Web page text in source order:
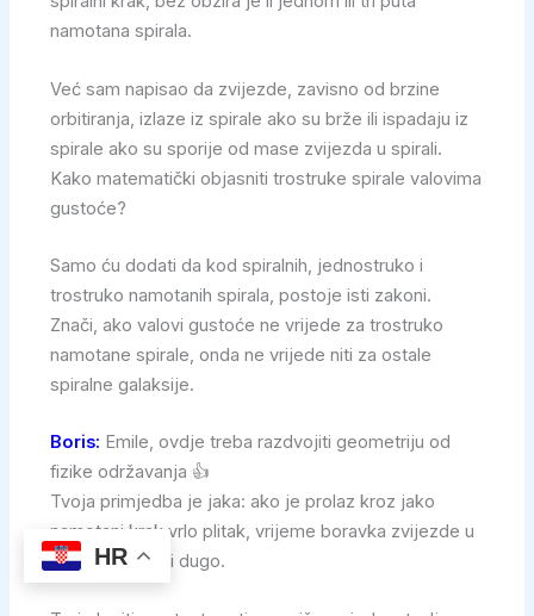
namotana spirala.
Već sam napisao da zvijezde, zavisno od brzine
orbitiranja, izlaze iz spirale ako su brže ili ispadaju iz
spirale ako su sporije od mase zvijezda u spirali.
Kako matematički objasniti trostruke spirale valovima
gustoće?
Samo ću dodati da kod spiralnih, jednostruko i
trostruko namotanih spirala, postoje isti zakoni.
Znači, ako valovi gustoće ne vrijede za trostruko
namotane spirale, onda ne vrijede niti za ostale
spiralne galaksije.
Boris: Emile, ovdje treba razdvojiti geometriju od
fizike održavanja 👍
Tvoja primjedba je jaka: ako je prolaz kroz jako
namotani krak vrlo plitak, vrijeme boravka zvijezde u
kraku može biti dugo.
HR